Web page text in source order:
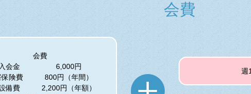
会費
会費
入会金 6,000円
保険費 800円（年間）
備費 2,200円（年額）
週